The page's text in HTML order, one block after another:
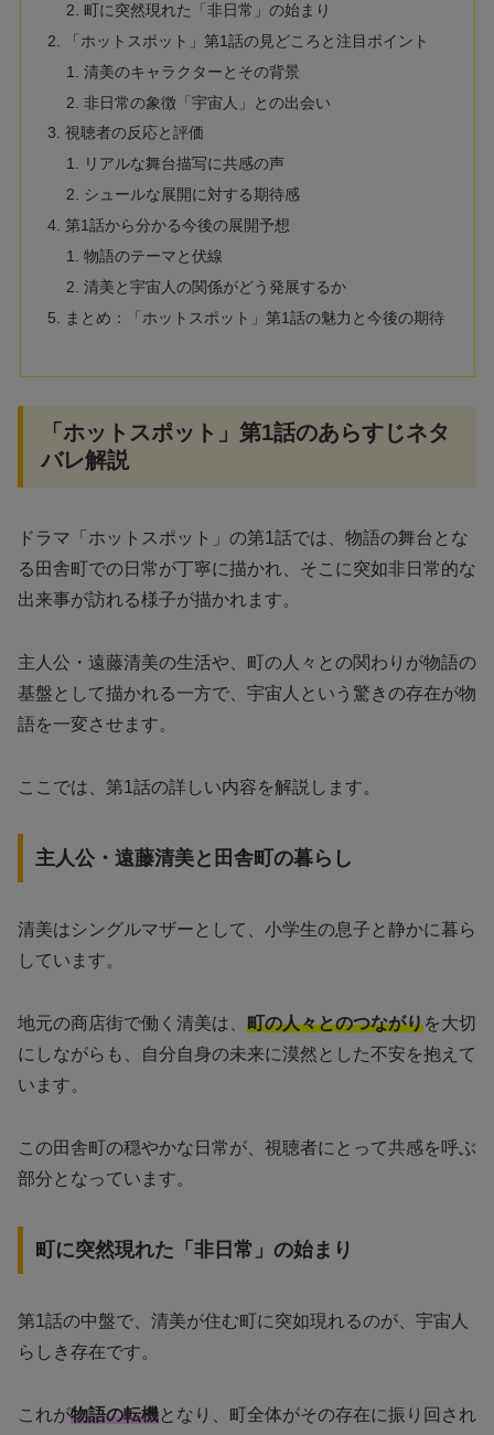
町に突然現れた「非日常」の始まり
「ホットスポット」第1話の見どころと注目ポイント
清美のキャラクターとその背景
非日常の象徴「宇宙人」との出会い
視聴者の反応と評価
リアルな舞台描写に共感の声
シュールな展開に対する期待感
第1話から分かる今後の展開予想
物語のテーマと伏線
清美と宇宙人の関係がどう発展するか
まとめ：「ホットスポット」第1話の魅力と今後の期待
「ホットスポット」第1話のあらすじネタ
バレ解説
ドラマ「ホットスポット」の第1話では、物語の舞台とな
る田舎町での日常が丁寧に描かれ、そこに突如非日常的な
出来事が訪れる様子が描かれます。
主人公・遠藤清美の生活や、町の人々との関わりが物語の
基盤として描かれる一方で、宇宙人という驚きの存在が物
語を一変させます。
ここでは、第1話の詳しい内容を解説します。
主人公・遠藤清美と田舎町の暮らし
清美はシングルマザーとして、小学生の息子と静かに暮ら
しています。
地元の商店街で働く清美は、 町の人々とのつながりを大切
にしながらも、自分自身の未来に漠然とした不安を抱えて
います。
この田舎町の穏やかな日常が、視聴者にとって共感を呼ぶ
部分となっています。
町に突然現れた「非日常」の始まり
第1話の中盤で、清美が住む町に突如現れるのが、宇宙人
らしき存在です。
これが物語の転機となり、町全体がその存在に振り回され